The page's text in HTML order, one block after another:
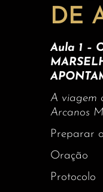
DE
Aula 1 –
A viagem
Arcanos
Preparar
Oração
Protocolo